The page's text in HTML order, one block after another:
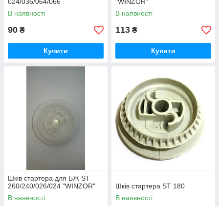
В наявності
90 ₴
Купити
В наявності
113 ₴
Купити
Шків стартера для БЖ ST
260/240/026/024 "WINZOR"
В наявності
Шків стартера ST 180
В наявності